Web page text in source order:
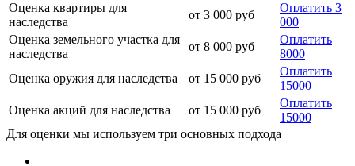
Оценка квартиры для
наследства
от 3 000 руб
Оплатить 3
000
Оценка земельного участка для
наследства
от 8 000 руб
Оплатить
8000
Оценка оружия для наследства
от 15 000 руб
Оплатить
15000
Оценка акций для наследства
от 15 000 руб
Оплатить
15000
Для оценки мы используем три основных подхода